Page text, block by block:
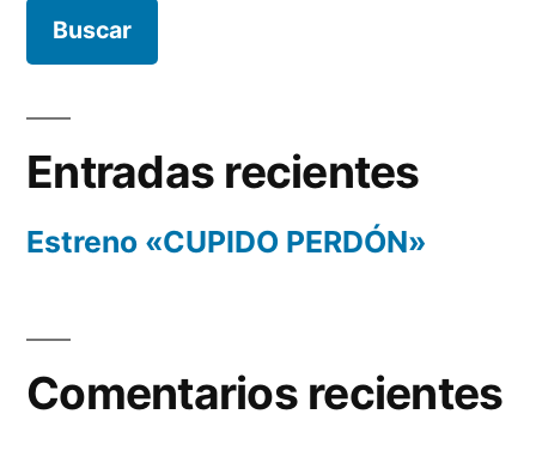
Entradas recientes
Estreno «CUPIDO PERDÓN»
Comentarios recientes